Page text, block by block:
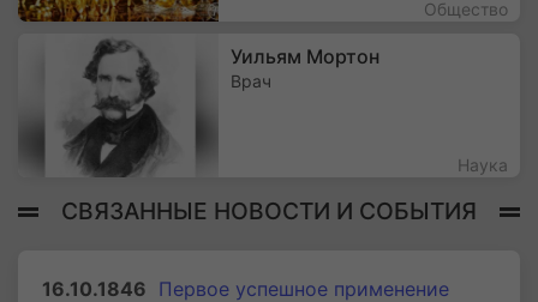
Общество
Уильям Мортон
Врач
Наука
СВЯЗАННЫЕ НОВОСТИ И СОБЫТИЯ
16.10.1846 Первое успешное применение